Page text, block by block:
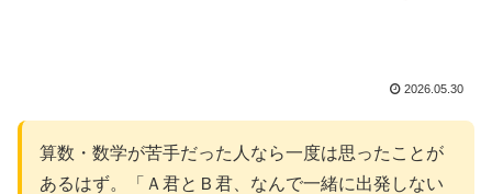
2026.05.30
算数・数学が苦手だった人なら一度は思ったことが
あるはず。「Ａ君とＢ君、なんで一緒に出発しない